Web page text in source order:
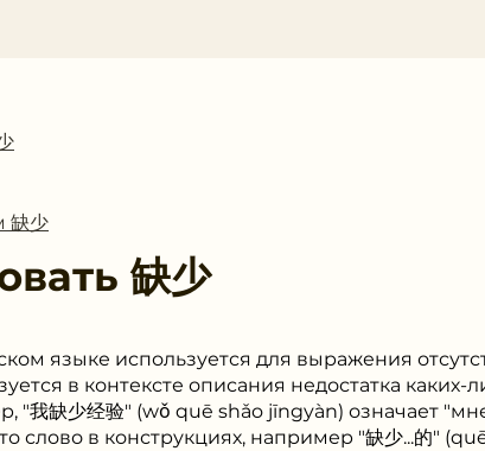
缺少
缺少
языке используется для выражения
в контексте описания недостатка каких-
我缺少经验" (wǒ quē shǎo jīngyàn) означает
слово в конструкциях, например "缺少...的"